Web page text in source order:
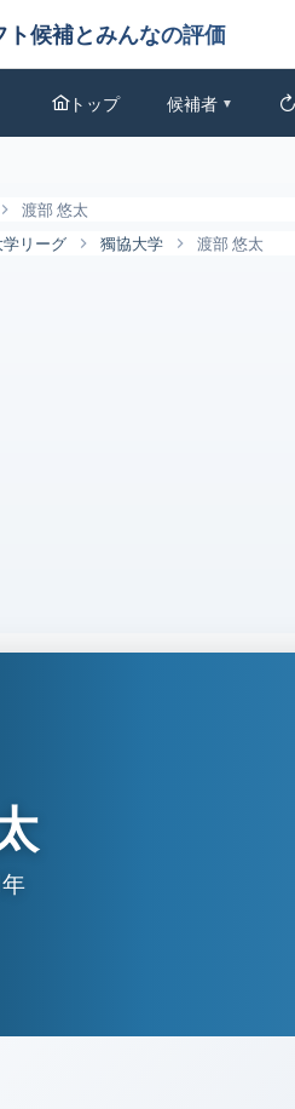
フト候補とみんなの評価
みんなの評価
トップ 候補者 ▼
渡部 悠太
リーグ 獨協大学 渡部 悠太